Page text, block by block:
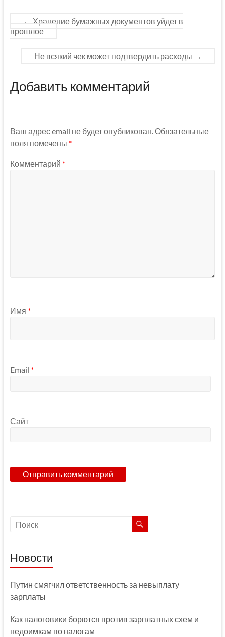
← Хранение бумажных документов уйдет в
прошлое
Не всякий чек может подтвердить расходы →
Добавить комментарий
Ваш адрес email не будет опубликован. Обязательные
поля помечены *
Комментарий *
Имя *
Email *
Сайт
Новости
Путин смягчил ответственность за невыплату
зарплаты
Как налоговики борются против зарплатных схем и
недоимкам по налогам